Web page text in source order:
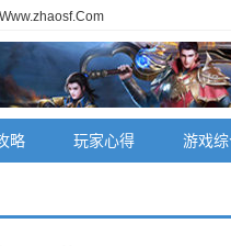
略 玩家心得 游戏